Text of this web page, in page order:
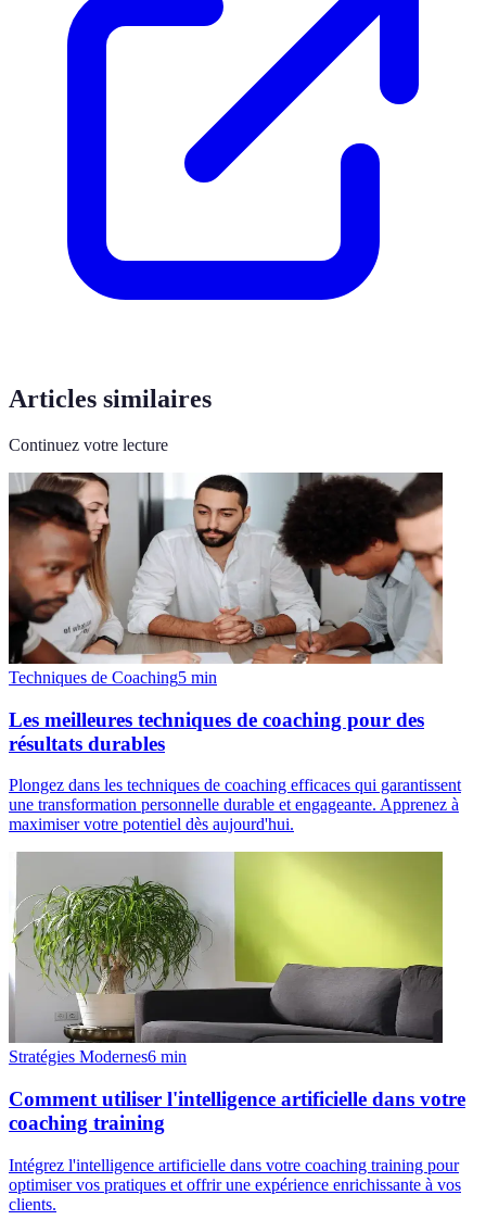
Articles similaires
Continuez votre lecture
Techniques de Coaching5 min
Les meilleures techniques de coaching pour des
résultats durables
Plongez dans les techniques de coaching efficaces qui garantissent
une transformation personnelle durable et engageante. Apprenez à
maximiser votre potentiel dès aujourd'hui.
Stratégies Modernes6 min
Comment utiliser l'intelligence artificielle dans votre
coaching training
Intégrez l'intelligence artificielle dans votre coaching training pour
optimiser vos pratiques et offrir une expérience enrichissante à vos
clients.